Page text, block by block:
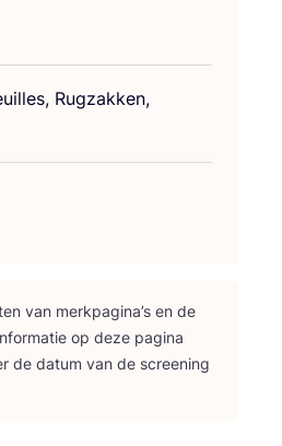
Rug­zak­ken,
van merk­pa­gi­na’s en de
op deze pagi­na
de datum van de scree­ning